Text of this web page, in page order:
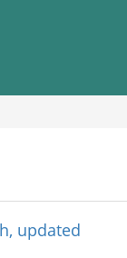
updated